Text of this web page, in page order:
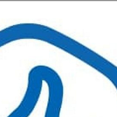
мусор, сотрудники